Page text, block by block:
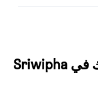
اعثر على نتائج أفضل لإقامتك في Sriwipha